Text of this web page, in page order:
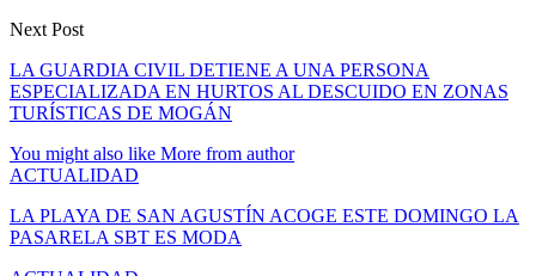
Next Post
LA GUARDIA CIVIL DETIENE A UNA PERSONA
ESPECIALIZADA EN HURTOS AL DESCUIDO EN ZONAS
TURÍSTICAS DE MOGÁN
You might also like More from author
ACTUALIDAD
LA PLAYA DE SAN AGUSTÍN ACOGE ESTE DOMINGO LA
PASARELA SBT ES MODA